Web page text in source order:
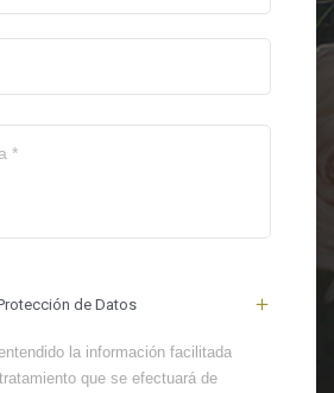
de Datos
la información facilitada
que se efectuará de